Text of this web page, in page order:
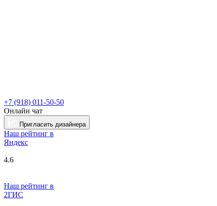
+7 (918) 011-50-50
Онлайн чат
Пригласить дизайнера
Наш рейтинг в
Яндекс
4.6
Наш рейтинг в
2ГИС